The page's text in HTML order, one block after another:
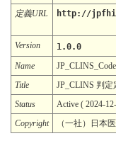
定義URL
http://
Version
1.0.0
Name
Title
JP_CLINS 判
Status
Active ( 2024-
Copyright
（一社）日本